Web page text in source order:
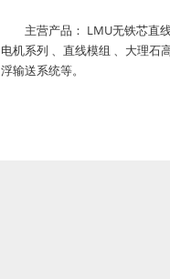
主营产品： LMU无铁芯直
电机系列 、直线模组 、大理石
浮输送系统等。